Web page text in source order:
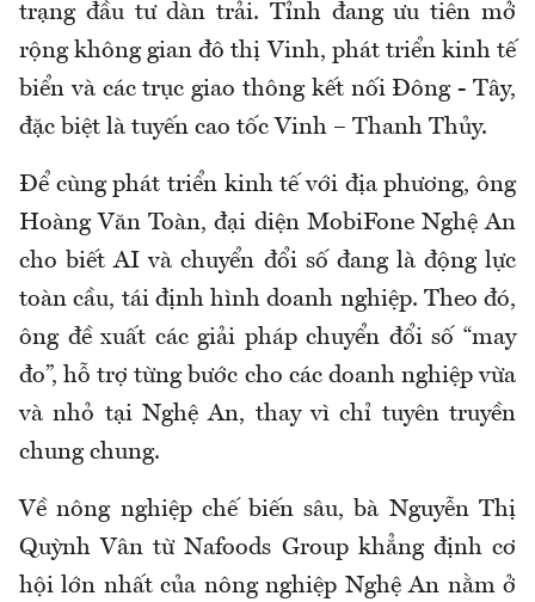
trạng đầu tư dàn trải. Tỉnh đang ưu tiên mở
rộng không gian đô thị Vinh, phát triển kinh tế
biển và các trục giao thông kết nối Đông - Tây,
đặc biệt là tuyến cao tốc Vinh – Thanh Thủy.
Để cùng phát triển kinh tế với địa phương, ông
Hoàng Văn Toàn, đại diện MobiFone Nghệ An
cho biết AI và chuyển đổi số đang là động lực
toàn cầu, tái định hình doanh nghiệp. Theo đó,
ông đề xuất các giải pháp chuyển đổi số “may
đo”, hỗ trợ từng bước cho các doanh nghiệp vừa
và nhỏ tại Nghệ An, thay vì chỉ tuyên truyền
chung chung.
Về nông nghiệp chế biến sâu, bà Nguyễn Thị
Quỳnh Vân từ Nafoods Group khẳng định cơ
hội lớn nhất của nông nghiệp Nghệ An nằm ở